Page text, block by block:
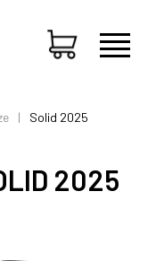
Solid 2025
2025